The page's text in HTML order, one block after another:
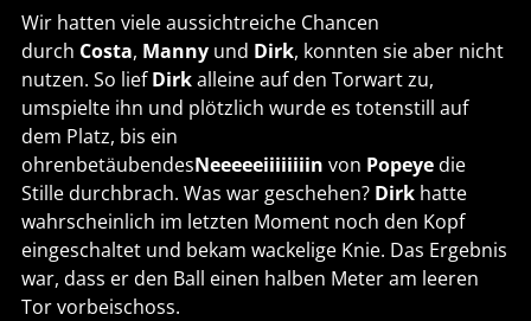
Wir hatten viele aussichtreiche Chancen
durch Costa, Mannyund Dirk, konnten sie aber nicht
nutzen. So liefDirkalleine auf den Torwart zu,
umspielte ihn und plötzlich wurde es totenstill auf
dem Platz, bis ein
ohrenbetäubendesNeeeeeiiiiiiiin von Popeyedie
Stille durchbrach. Was war geschehen? Dirkhatte
wahrscheinlich im letzten Moment noch den Kopf
eingeschaltet und bekam wackelige Knie. Das Ergebnis
war, dass er den Ball einen halben Meter am leeren
Tor vorbeischoss.